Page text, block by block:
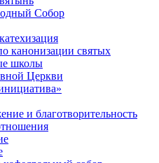
Собор
канонизации святых
школы
Церкви
и благотворительность